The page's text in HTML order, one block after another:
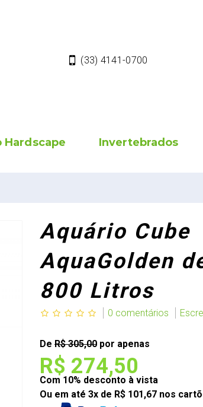
(33) 4141-0700
Hardscape Invertebrados
Aquário Cube
AquaGolden
800 Litros
0 comentários
De R$ 305,00 por apenas
R$ 274,50
Com 10% desconto à vista
Ou em até 3x de R$ 101,67 nos